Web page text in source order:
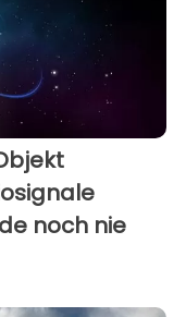
noch nie